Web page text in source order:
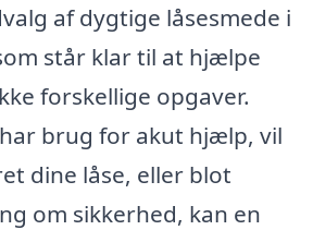
af dygtige låsesmede i
står klar til at hjælpe
forskellige opgaver.
brug for akut hjælp, vil
dine låse, eller blot
om sikkerhed, kan en